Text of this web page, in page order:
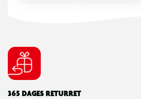
365 DAGES RETURRET